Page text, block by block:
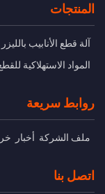
المنتجات
آلة قطع الأنابيب بالليزر
المواد الاستهلاكية
روابط سريعة
ملف الشركة أخبار
اتصل بنا